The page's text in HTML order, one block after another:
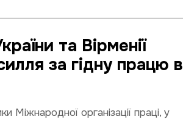
та Вірменії
за гідну працю в
Міжнародної організації праці, у